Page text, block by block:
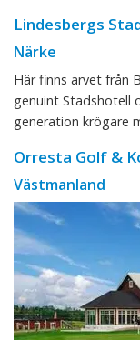
Lindesbergs
Närke
Här finns arvet från
genuint Stadshotell
generation krögare
Orresta Golf &
Västmanland